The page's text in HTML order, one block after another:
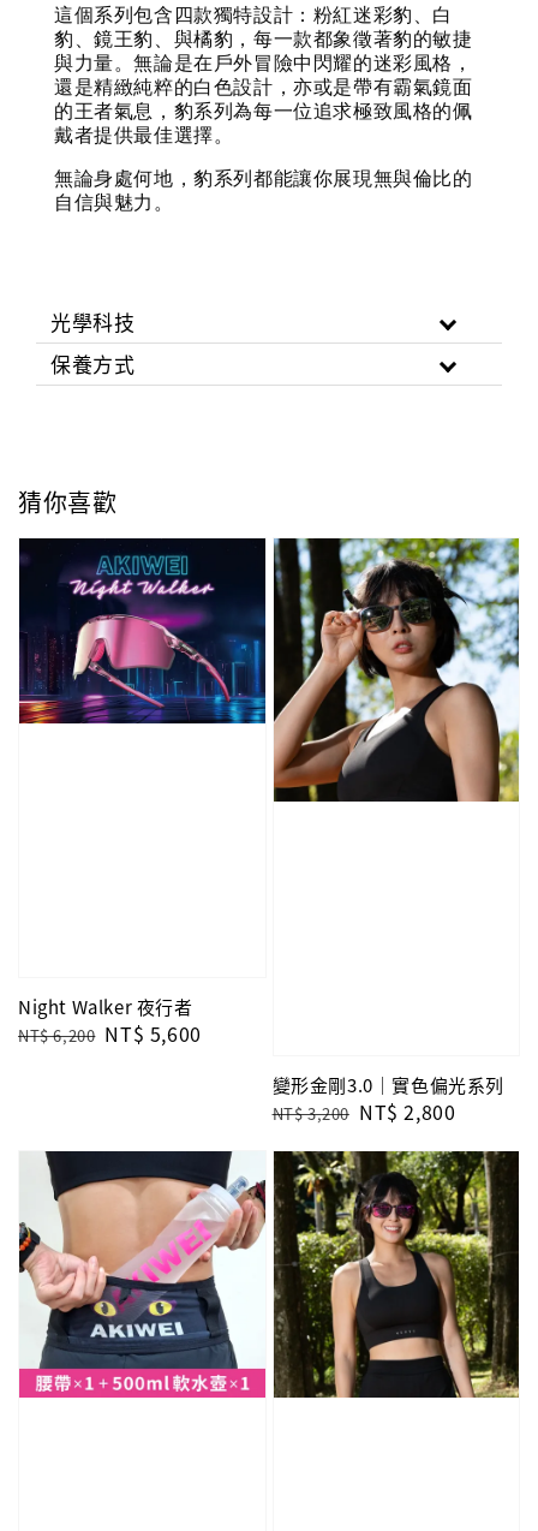
這個系列包含四款獨特設計：粉紅迷彩豹、白
豹、鏡王豹、與橘豹，每一款都象徵著豹的敏捷
與力量。無論是在戶外冒險中閃耀的迷彩風格，
還是精緻純粹的白色設計，亦或是帶有霸氣鏡面
的王者氣息，豹系列為每一位追求極致風格的佩
戴者提供最佳選擇。
無論身處何地，豹系列都能讓你展現無與倫比的
自信與魅力。
光學科技
保養方式
猜你喜歡
Night Walker 夜行者
Regular
NT$ 6,200 Sale
NT$ 5,600
變形金剛3.0｜實色偏光系列
Regular
NT$ 3,200 Sale
NT$ 2,800